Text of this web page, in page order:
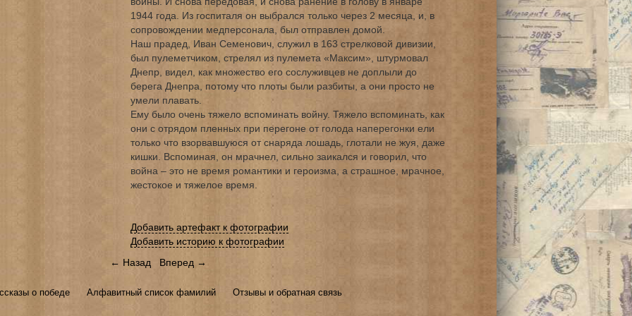
1944 года. Из госпиталя он выбрался только через 2 месяца, и, в
сопровождении медперсонала, был отправлен домой.
Наш прадед, Иван Семенович, служил в 163 стрелковой дивизии,
был пулеметчиком, стрелял из пулемета «Максим», штурмовал
Днепр, видел, как множество его сослуживцев не доплыли до
берега Днепра, потому что плоты были разбиты, а они просто не
умели плавать.
Ему было очень тяжело вспоминать войну. Тяжело вспоминать, как
они с отрядом пленных при перегоне от голода наперегонки ели
только что взорвавшуюся от снаряда лошадь, глотали не жуя, даже
кишки. Вспоминая, он мрачнел, сильно заикался и говорил, что
война – это не время романтики и героизма, а страшное, мрачное,
жестокое и тяжелое время.
Добавить артефакт к фотографии
Добавить историю к фотографии
← Назад
Вперед →
о победе Алфавитный список фамилий Отзывы и обратная связь